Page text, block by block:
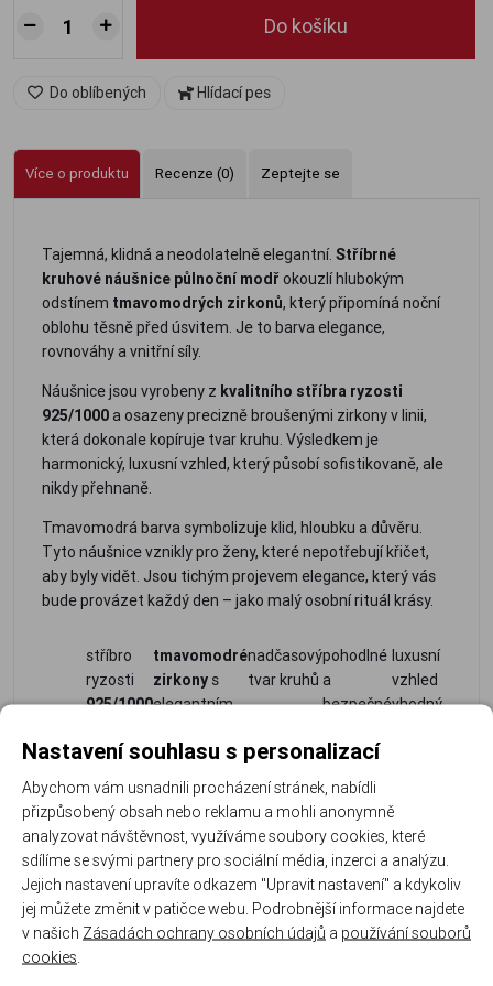
Do košíku
Do oblíbených Hlídací pes
Více o produktu Recenze (0) Zeptejte se
Tajemná, klidná a neodolatelně elegantní. Stříbrné
kruhové náušnice půlnoční modřokouzlí hlubokým
odstínem tmavomodrých zirkonů, který připomíná noční
oblohu těsně před úsvitem. Je to barva elegance,
rovnováhy a vnitřní síly.
Náušnice jsou vyrobeny z kvalitního stříbra ryzosti
925/1000a osazeny precizně broušenými zirkony v linii,
která dokonale kopíruje tvar kruhu. Výsledkem je
harmonický, luxusní vzhled, který působí sofistikovaně, ale
nikdy přehnaně.
Tmavomodrá barva symbolizuje klid, hloubku a důvěru.
Tyto náušnice vznikly pro ženy, které nepotřebují křičet,
aby byly vidět. Jsou tichým projevem elegance, který vás
bude provázet každý den – jako malý osobní rituál krásy.
stříbro
ryzosti
925/1000
tmavomodré
zirkony s
elegantním
nadčasový
tvar kruhů
pohodlné
a
bezpečné
luxusní
vzhled
vhodný
ideální jako elegantní dárek
Průměr náušnice: 1.8 cm Šířka náušnice: 0.37 cm
Hmotnost náušnic: 3.5 g
Nastavení souhlasu s personalizací
Abychom vám usnadnili procházení stránek, nabídli
přizpůsobený obsah nebo reklamu a mohli anonymně
analyzovat návštěvnost, využíváme soubory cookies, které
sdílíme se svými partnery pro sociální média, inzerci a analýzu.
Jejich nastavení upravíte odkazem "Upravit nastavení" a kdykoliv
jej můžete změnit v patičce webu. Podrobnější informace najdete
v našich Zásadách ochrany osobních údajů a používání souborů
cookies